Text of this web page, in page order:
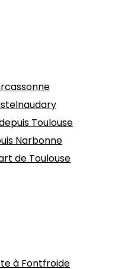
Toulouse
Narbonne
de Toulouse
à Fontfroide